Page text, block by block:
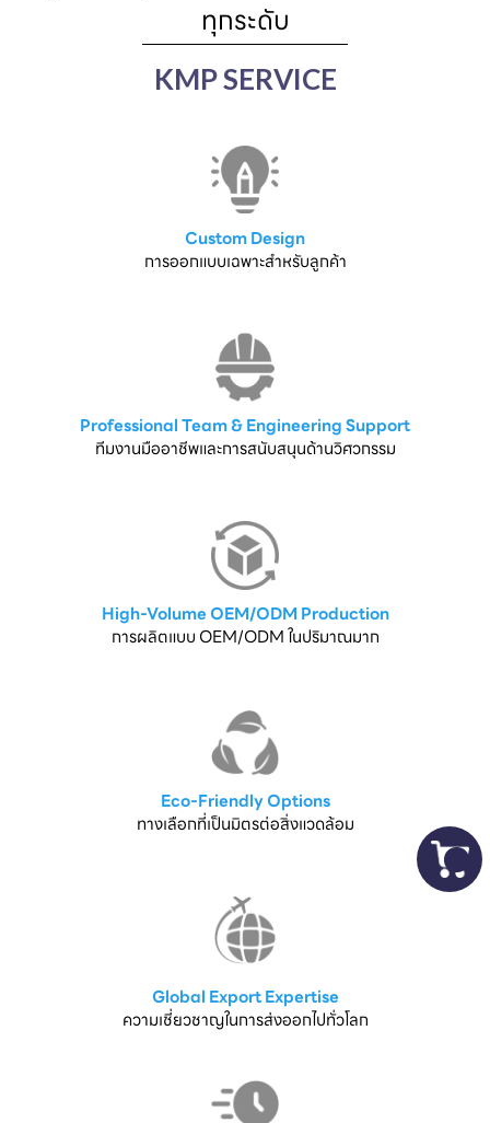
ทุกระดับ
KMP SERVICE
Custom Design
การออกแบบเฉพาะสำหรับลูกค้า
Professional Team & Engineering Support
ทีมงานมืออาชีพและการสนับสนุนด้านวิศวกรรม
High-Volume OEM/ODM Production
การผลิตแบบ OEM/ODM ในปริมาณมาก
Eco-Friendly Options
ทางเลือกที่เป็นมิตรต่อสิ่งแวดล้อม
Global Export Expertise
ความเชี่ยวชาญในการส่งออกไปทั่วโลก